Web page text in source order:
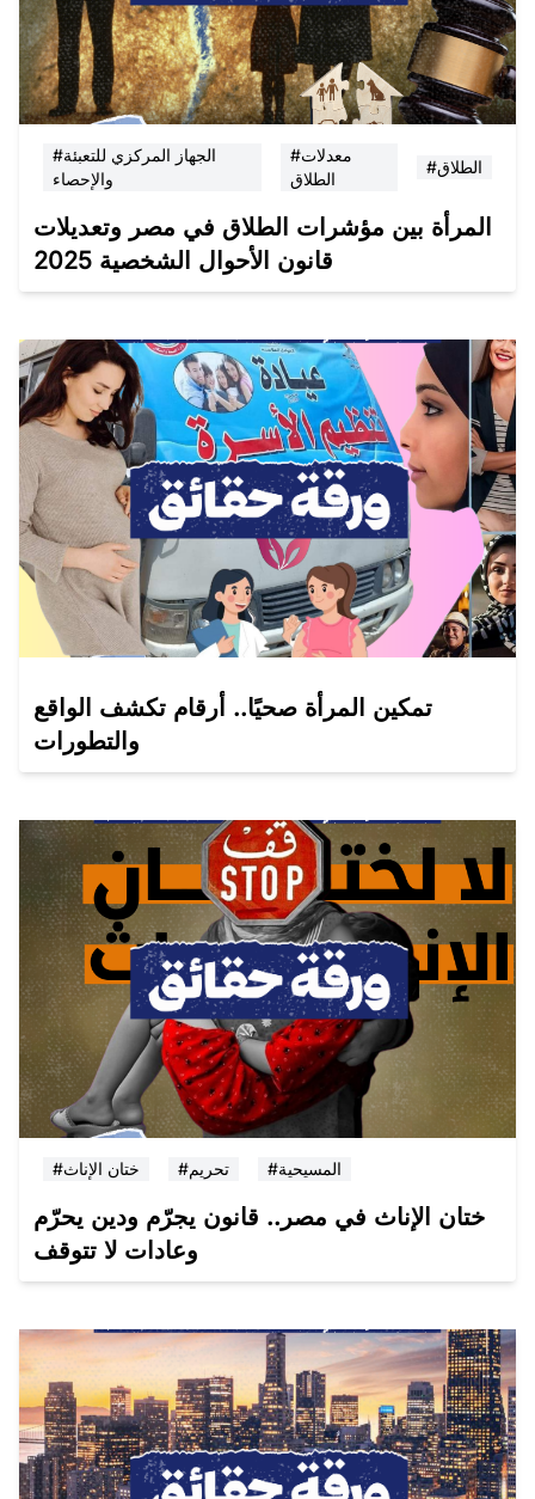
#الجهاز المركزي للتعبئة
والإحصاء
#معدلات
الطلاق
#الطلاق
المرأة بين مؤشرات الطلاق في مصر وتعديلات
قانون الأحوال الشخصية 2025
تمكين المرأة صحيًا.. أرقام تكشف الواقع
والتطورات
#ختان الإناث #تحريم #المسيحية
ختان الإناث في مصر.. قانون يجرّم ودين يحرّم
وعادات لا تتوقف